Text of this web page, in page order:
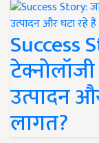
Success
उत्पादन
लागत?